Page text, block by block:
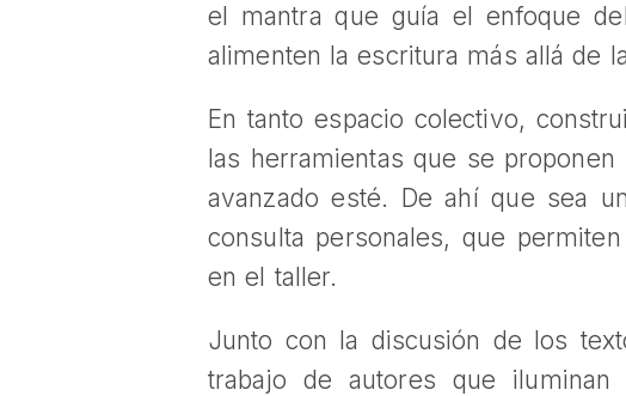
el mantra que guía el enfoque
alimenten la escritura más allá de
En tanto espacio colectivo,
las herramientas que se
avanzado esté. De ahí que sea
consulta personales, que
en el taller.
Junto con la discusión de los
trabajo de autores que